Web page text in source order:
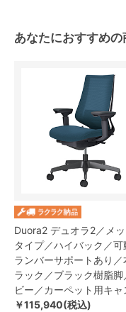
あなたにおすすめの
Duora2 デュオラ2／メッ
タイプ／ハイバック／可
ランバーサポートあり／
ラック／ブラック樹脂脚
ビー／カーペット用キャ
￥115,940(税込)